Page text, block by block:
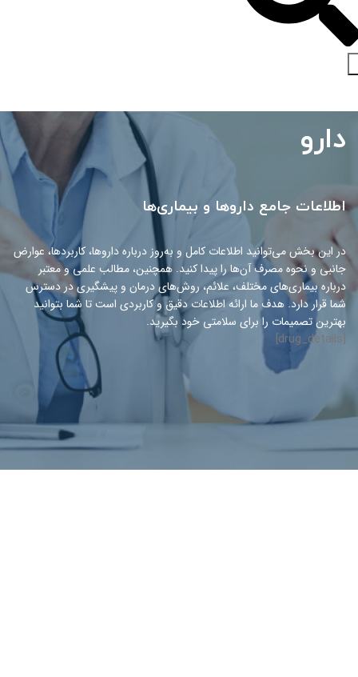
دارو
اطلاعات جامع داروها و بیماری‌ها
در این بخش می‌توانید اطلاعات کامل و به‌روز درباره داروها، کاربردها، عوارض
جانبی و نحوه مصرف آن‌ها را پیدا کنید. همچنین، مطالب علمی و معتبر
درباره بیماری‌های مختلف، علائم، روش‌های درمان و پیشگیری در دسترس
شما قرار دارد. هدف ما ارائه اطلاعات دقیق و کاربردی است تا شما بتوانید
بهترین تصمیمات را برای سلامتی خود بگیرید.